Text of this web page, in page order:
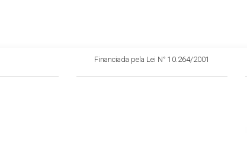
Financiada pela Lei N° 10.264/2001